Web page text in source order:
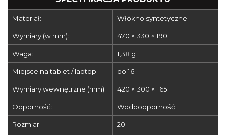
Materiał: Włókno syntetyczne
Wymiary (w mm): 470 × 330 × 190
Waga: 1,38 g
Miejsce na tablet / laptop: do 16"
Wymiary wewnętrzne (mm): 420 × 300 × 165
Odporność: Wodoodporność
Rozmiar: 20